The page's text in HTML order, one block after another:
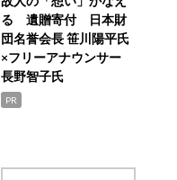
る 遺贈寄付 日本財
団名誉会長 笹川陽平氏
×フリーアナウンサー
長野智子氏
PR